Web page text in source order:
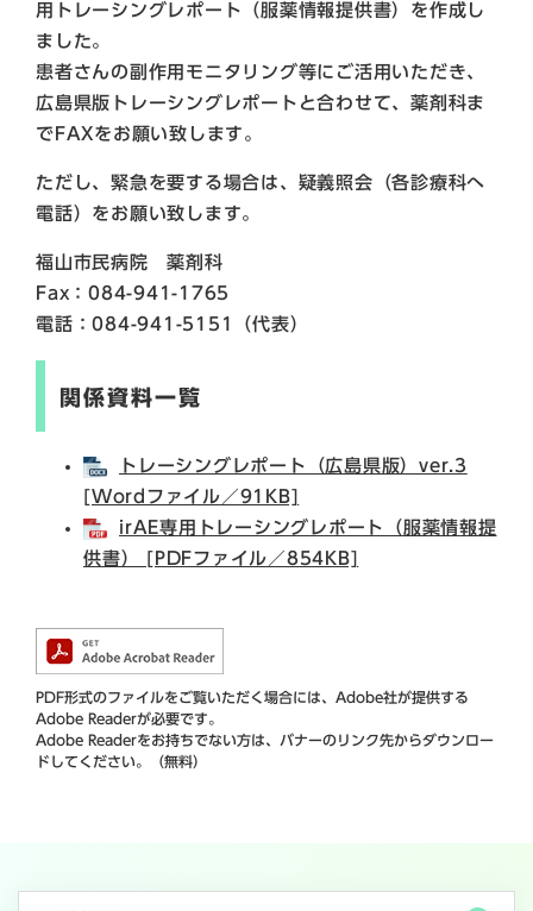
用トレーシングレポート（服薬情報提供書）を作成し
ました。
患者さんの副作用モニタリング等にご活用いただき、
広島県版トレーシングレポートと合わせて、薬剤科ま
でFAXをお願い致します。
ただし、緊急を要する場合は、疑義照会（各診療科へ
電話）をお願い致します。
福山市民病院 薬剤科
Fax：084-941-1765
電話：084-941-5151（代表）
関係資料一覧
トレーシングレポート（広島県版）ver.3
[Wordファイル／91KB]
irAE専用トレーシングレポート（服薬情報提
供書） [PDFファイル／854KB]
PDF形式のファイルをご覧いただく場合には、Adobe社が提供する
Adobe Readerが必要です。
Adobe Readerをお持ちでない方は、バナーのリンク先からダウンロー
ドしてください。（無料）